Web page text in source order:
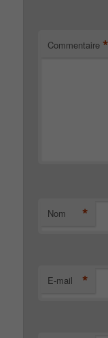
Commentaire *
Nom *
E-mail *